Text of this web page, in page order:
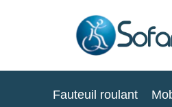
Fauteuil roulant